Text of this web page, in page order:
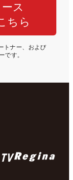
ス
ちら
トナー、および
です。